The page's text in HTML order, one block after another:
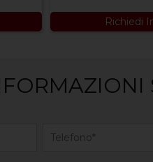
Richiedi